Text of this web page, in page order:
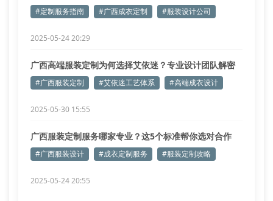
#定制服务指南 #广西成衣定制 #服装设计公司
2025-05-24 20:29
广西高端服装定制为何选择艾依迷？专业设计团队解密
#广西服装定制 #艾依迷工艺体系 #高端成衣设计
2025-05-30 15:55
广西服装定制服务哪家专业？这5个标准帮你选对合作
方！
#广西服装设计 #成衣定制服务 #服装定制攻略
2025-05-24 20:55